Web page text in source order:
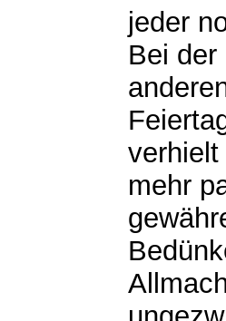
jeder
Bei
mehr